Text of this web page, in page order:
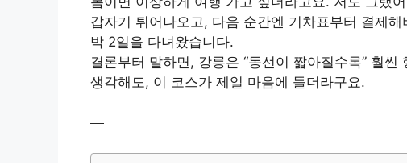
갑자기 튀어나오고, 다음 순간엔 기차표부터 결제
박 2일을 다녀왔습니다.
결론부터 말하면, 강릉은 “동선이 짧아질수록” 훨
생각해도, 이 코스가 제일 마음에 들더라구요.
—